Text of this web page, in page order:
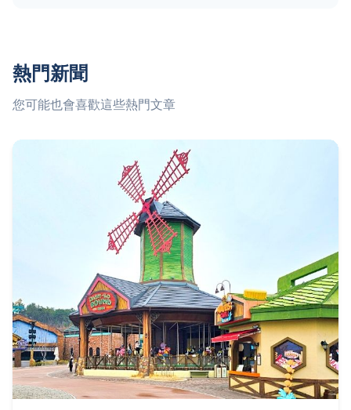
熱門新聞
您可能也會喜歡這些熱門文章